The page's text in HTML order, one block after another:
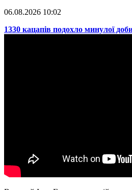
06.08.2026 10:02
​1330 кацапів подохло минулої